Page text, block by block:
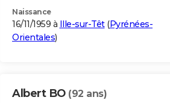
Naissance
16/11/1959 à Ille-sur-Têt(Pyrénées-
Orientales)
Albert BO (92 ans)